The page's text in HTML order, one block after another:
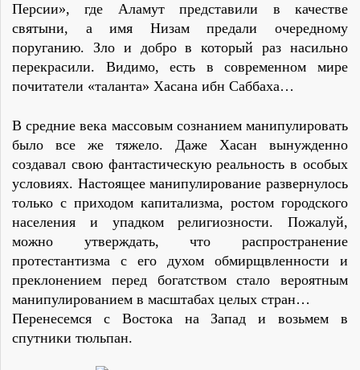
Персии», где Аламут представили в качестве
святыни, а имя Низам предали очередному
поруганию. Зло и добро в который раз насильно
перекрасили. Видимо, есть в современном мире
почитатели «таланта» Хасана ибн Саббаха…
В средние века массовым сознанием манипулировать
было все же тяжело. Даже Хасан вынужденно
создавал свою фантастическую реальность в особых
условиях. Настоящее манипулирование развернулось
только с приходом капитализма, ростом городского
населения и упадком религиозности. Пожалуй,
можно утверждать, что распространение
протестантизма с его духом обмирщвленности и
преклонением перед богатством стало вероятным
манипулированием в масштабах целых стран…
Перенесемся с Востока на Запад и возьмем в
спутники тюльпан.